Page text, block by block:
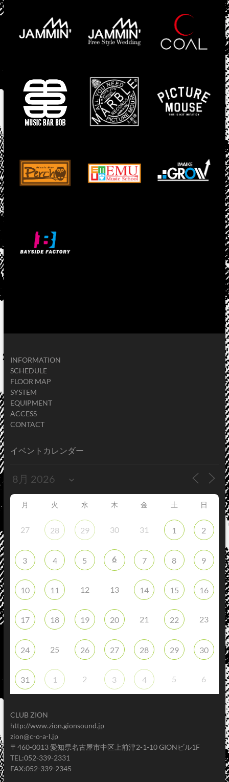
INFORMATION
SCHEDULE
FLOOR MAP
SYSTEM
EQUIPMENT
ACCESS
CONTACT
イベントカレンダー
月 火 水 木 金 土 日
27 28 29 30 31 1 2
3 4 5 6 7 8 9
10 11 12 13 14 15 16
17 18 19 20 21 22 23
24 25 26 27 28 29 30
31 1 2 3 4 5 6
CLUB ZION
http://www.zion.gionsound.jp
zion@c-o-a-l.jp
〒460-0013 愛知県名古屋市中区上前津2-1-10 GIONビル1F
TEL:052-339-2331
FAX:052-339-2345